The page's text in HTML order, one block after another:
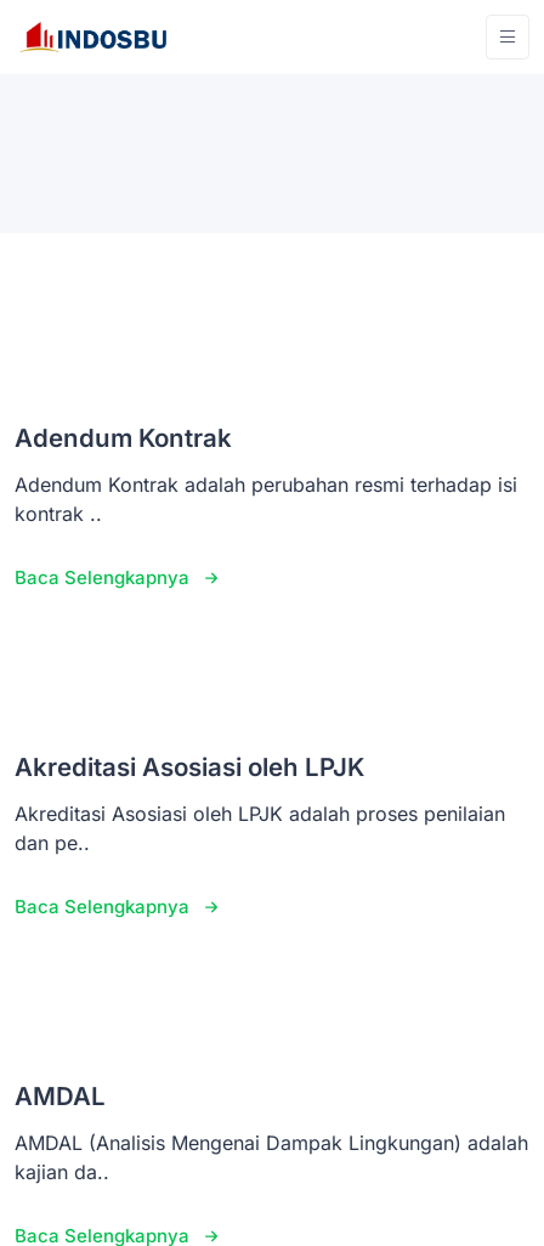
Adendum Kontrak
Adendum Kontrak adalah perubahan resmi terhadap isi
kontrak ..
Baca Selengkapnya
Akreditasi Asosiasi oleh LPJK
Akreditasi Asosiasi oleh LPJK adalah proses penilaian
dan pe..
Baca Selengkapnya
AMDAL
AMDAL (Analisis Mengenai Dampak Lingkungan) adalah
kajian da..
Baca Selengkapnya